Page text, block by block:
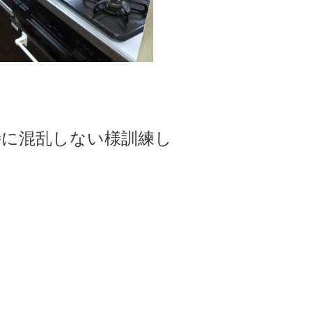
混乱しない様訓練し